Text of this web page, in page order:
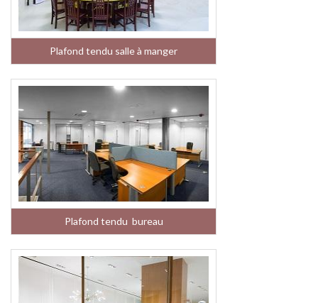
Plafond tendu salle à manger
Plafond tendu bureau